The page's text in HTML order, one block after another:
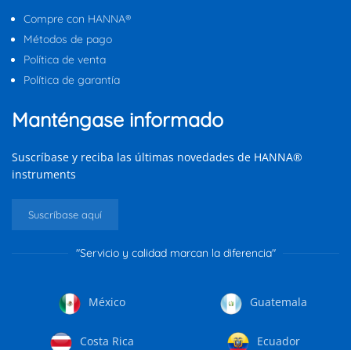
Compre con HANNA®
Métodos de pago
Política de venta
Política de garantía
Manténgase informado
Suscríbase y reciba las últimas novedades de HANNA®
instruments
Suscríbase aquí
"Servicio y calidad marcan la diferencia"
México Guatemala
Costa Rica Ecuador